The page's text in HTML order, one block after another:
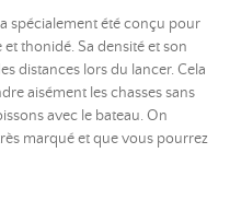
a spécialement été conçu pour
thonidé. Sa densité et son
distances lors du lancer. Cela
aisément les chasses sans
avec le bateau. On
marqué et que vous pourrez